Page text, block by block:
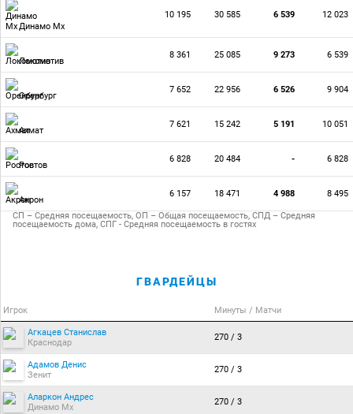
Динамо Мх
10 195 30 585 6 539 12 023
Локомотив
8 361 25 085 9 273 6 539
Оренбург
7 652 22 956 6 526 9 904
Ахмат
7 621 15 242 5 191 10 051
Ростов
6 828 20 484 - 6 828
Акрон
6 157 18 471 4 988 8 495
СП – Средняя посещаемость, ОП – Общая посещаемость, СПД – Средняя
посещаемость дома, СПГ - Средняя посещаемость в гостях
ГВАРДЕЙЦЫ
Игрок Минуты / Матчи
Агкацев Станислав
Краснодар
270 / 3
Адамов Денис
Зенит
270 / 3
Аларкон Андрес
Динамо Мх
270 / 3